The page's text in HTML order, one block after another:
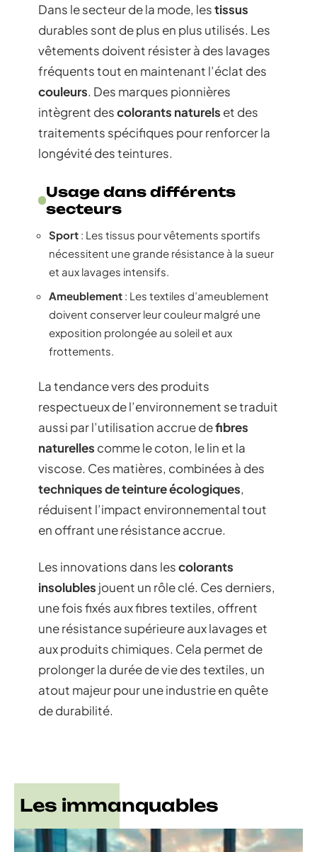
Dans le secteur de la mode, lestissus
durables sont de plus en plus utilisés. Les
vêtements doivent résister à des lavages
fréquents tout en maintenant l’éclat des
couleurs. Des marques pionnières
intègrent descolorants naturels et des
traitements spécifiques pour renforcer la
longévité des teintures.
Usage dans différents
secteurs
Sport : Les tissus pour vêtements sportifs
nécessitent une grande résistance à la sueur
et aux lavages intensifs.
Ameublement : Les textiles d’ameublement
doivent conserver leur couleur malgré une
exposition prolongée au soleil et aux
frottements.
La tendance vers des produits
respectueux de l’environnement se traduit
aussi par l’utilisation accrue defibres
naturelles comme le coton, le lin et la
viscose. Ces matières, combinées à des
techniques de teinture écologiques,
réduisent l’impact environnemental tout
en offrant une résistance accrue.
Les innovations dans lescolorants
insolubles jouent un rôle clé. Ces derniers,
une fois fixés aux fibres textiles, offrent
une résistance supérieure aux lavages et
aux produits chimiques. Cela permet de
prolonger la durée de vie des textiles, un
atout majeur pour une industrie en quête
de durabilité.
Les immanquables